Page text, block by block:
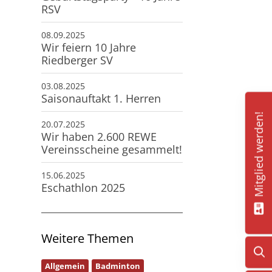
RSV
08.09.2025
Wir feiern 10 Jahre
Riedberger SV
03.08.2025
Saisonauftakt 1. Herren
20.07.2025
Wir haben 2.600 REWE
Vereinsscheine gesammelt!
15.06.2025
Eschathlon 2025
Weitere Themen
Allgemein
Badminton
Mitglied werden!